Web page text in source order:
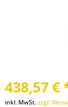
438,57 €
inkl. MwSt.zzgl.